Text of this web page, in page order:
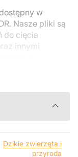
w
Nasze pliki są
do cięcia
innymi
jak
wektorowej.
pomocy
estetyce i
Dzikie zwierzęta i
przyroda